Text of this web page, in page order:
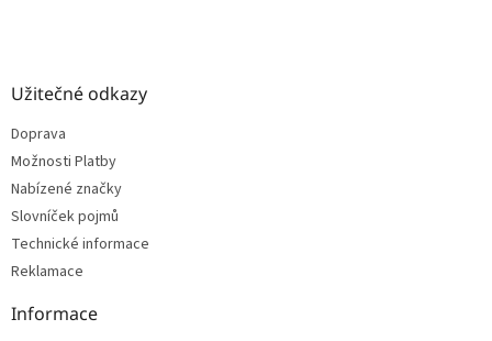
Užitečné odkazy
Doprava
Možnosti Platby
Nabízené značky
Slovníček pojmů
Technické informace
Reklamace
Informace